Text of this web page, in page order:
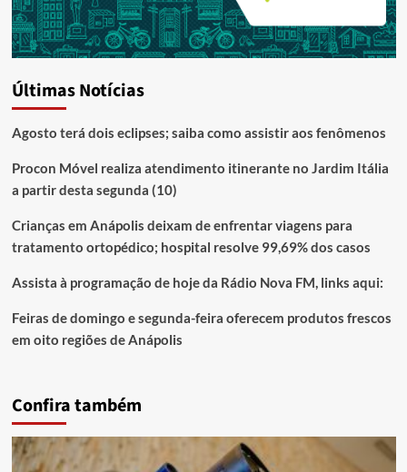
Últimas Notícias
Agosto terá dois eclipses; saiba como assistir aos fenômenos
Procon Móvel realiza atendimento itinerante no Jardim Itália
a partir desta segunda (10)
Crianças em Anápolis deixam de enfrentar viagens para
tratamento ortopédico; hospital resolve 99,69% dos casos
Assista à programação de hoje da Rádio Nova FM, links aqui:
Feiras de domingo e segunda-feira oferecem produtos frescos
em oito regiões de Anápolis
Confira também